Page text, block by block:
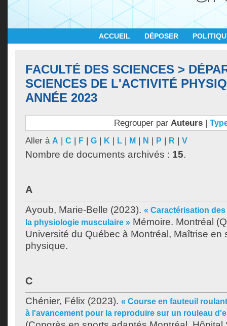
ACCUEIL DÉPOSER
FACULTÉ DES SCIENCES >
SCIENCES DE L'ACTIVITÉ
ANNÉE 2023
Regrouper par Auteurs|
Aller à A | C | F | G | K | L | M | N | P | R | V
Nombre de documents archivés : 15.
A
Ayoub, Marie-Belle (2023). « Caractérisation
la physiologie musculaire » Mémoire. Montréal
Université du Québec à Montréal, Maîtrise en
physique.
C
Chénier, Félix (2023). « Course en fauteuil
à l'avancement pour la reproduire sur un rouleau